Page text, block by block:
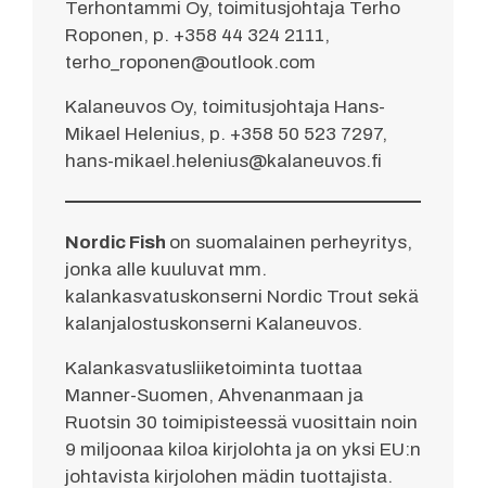
Terhontammi Oy, toimitusjohtaja Terho
Roponen, p. +358 44 324 2111,
terho_roponen@outlook.com
Kalaneuvos Oy, toimitusjohtaja Hans-
Mikael Helenius, p. +358 50 523 7297,
hans-mikael.helenius@kalaneuvos.fi
Nordic Fish on suomalainen perheyritys,
jonka alle kuuluvat mm.
kalankasvatuskonserni Nordic Trout sekä
kalanjalostuskonserni Kalaneuvos.
Kalankasvatusliiketoiminta tuottaa
Manner-Suomen, Ahvenanmaan ja
Ruotsin 30 toimipisteessä vuosittain noin
9 miljoonaa kiloa kirjolohta ja on yksi EU:n
johtavista kirjolohen mädin tuottajista.